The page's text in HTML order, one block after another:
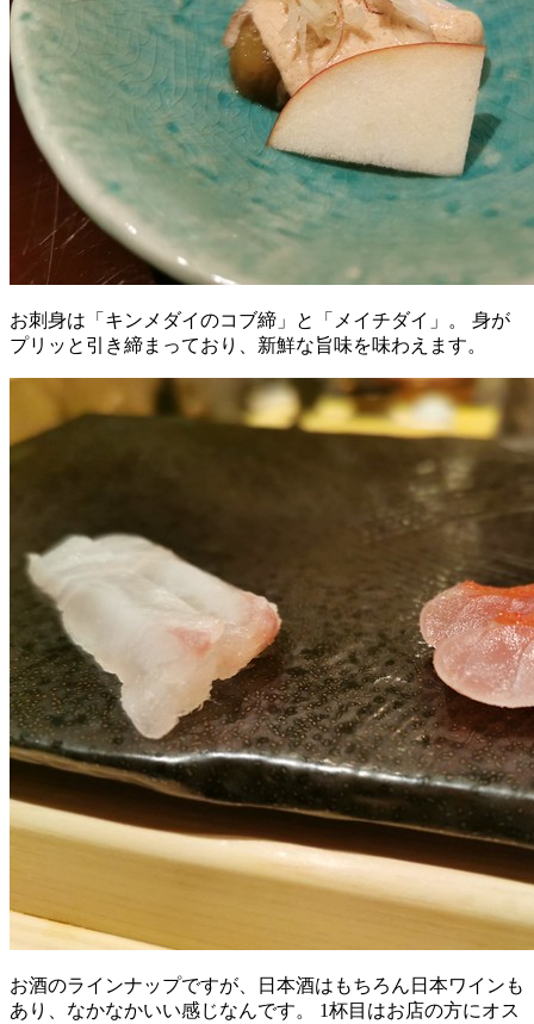
お刺身は「キンメダイのコブ締」と「メイチダイ」。 身が
プリッと引き締まっており、新鮮な旨味を味わえます。
お酒のラインナップですが、日本酒はもちろん日本ワインも
あり、なかなかいい感じなんです。 1杯目はお店の方にオス